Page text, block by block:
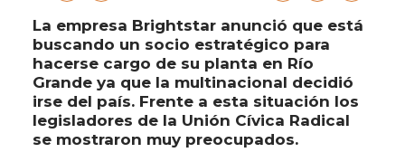
La empresa Brightstar anunció que está
buscando un socio estratégico para
hacerse cargo de su planta en Río
Grande ya que la multinacional decidió
irse del país. Frente a esta situación los
legisladores de la Unión Cívica Radical
se mostraron muy preocupados.